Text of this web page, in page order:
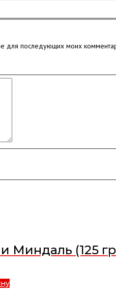
для последующих моих
Миндаль (125